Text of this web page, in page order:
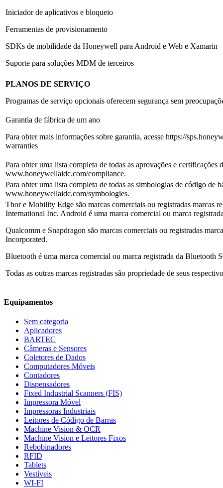
Iniciador de aplicativos e bloqueio
Ferramentas de provisionamento
SDKs de mobilidade da Honeywell para Android e Web e Xamarin
Suporte para soluções MDM de terceiros
PLANOS DE SERVIÇO
Programas de serviço opcionais oferecem segurança sem
Garantia de fábrica de um ano
Para obter mais informações sobre garantia, acesse https://
warranties
Para obter uma lista completa de todas as aprovações e certificações
www.honeywellaidc.com/compliance.
Para obter uma lista completa de todas as simbologias de código de
www.honeywellaidc.com/symbologies.
Thor e Mobility Edge são marcas comerciais ou registradas marcas
International Inc. Android é uma marca comercial ou marca
Qualcomm e Snapdragon são marcas comerciais ou registradas
Incorporated.
Bluetooth é uma marca comercial ou marca registrada da Bluetooth
Todas as outras marcas registradas são propriedade de seus
Equipamentos
Sem categoria
Aplicadores
BARTEC
Câmeras e Sensores
Coletores de Dados
Computadores Móveis
Contadores
Dispensadores
Fixed Industrial Scanners (FIS)
Impressora Móvel
Impressoras Industriais
Leitores de Código de Barras
Machine Vision & OCR
Machine Vision e Leitores Fixos
Rebobinadores
RFID
Tablets
Vestíveis
WI-FI